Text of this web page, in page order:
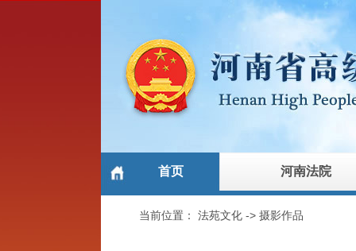
首页 河南法院
当前位置：法苑文化 ->摄影作品